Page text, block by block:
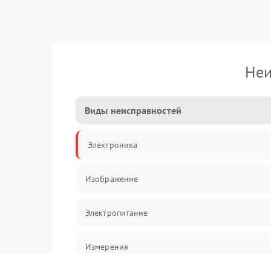
Виды неисправностей
Электроника
Изображение
Электропитание
Измерения